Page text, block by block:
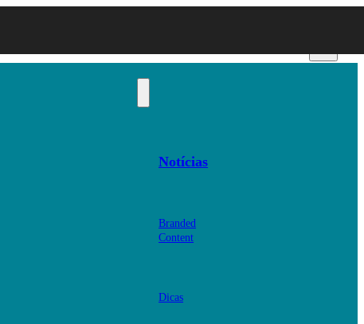
Notícias
Branded
Content
Dicas